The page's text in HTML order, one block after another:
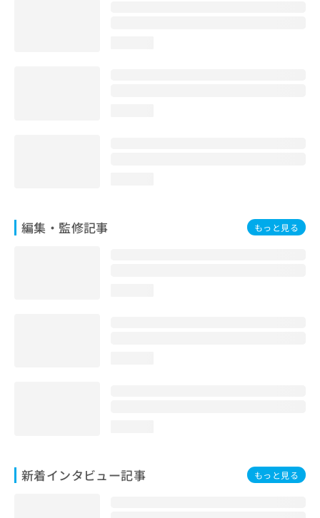
編集・監修記事 もっと見る
新着インタビュー記事 もっと見る